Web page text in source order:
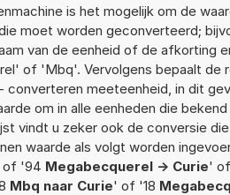
is het mogelijk om de
moet worden geconverteerd;
van de eenheid of de afkorting
of 'Mbq'. Vervolgens bepaalt de
converteren meeteenheid, in dit
om in alle eenheden die
vindt u zeker ook de conversie
waarde als volgt worden
of '94 Megabecquerel -> Curie'
Mbq naar Curie' of '18